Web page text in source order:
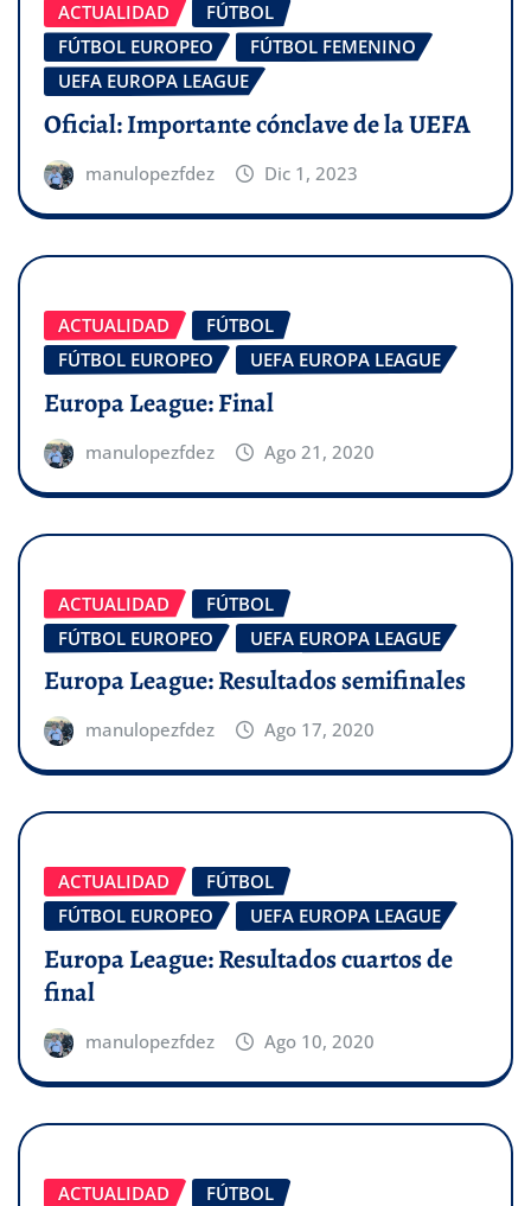
ACTUALIDAD
FÚTBOL
FÚTBOL EUROPEO
FÚTBOL FEMENINO
UEFA EUROPA LEAGUE
Oficial: Importante cónclave de la UEFA
manulopezfdez Dic 1, 2023
ACTUALIDAD
FÚTBOL
FÚTBOL EUROPEO
UEFA EUROPA LEAGUE
Europa League: Final
manulopezfdez Ago 21, 2020
ACTUALIDAD
FÚTBOL
FÚTBOL EUROPEO
UEFA EUROPA LEAGUE
Europa League: Resultados semifinales
manulopezfdez Ago 17, 2020
ACTUALIDAD
FÚTBOL
FÚTBOL EUROPEO
UEFA EUROPA LEAGUE
Europa League: Resultados cuartos de
final
manulopezfdez Ago 10, 2020
ACTUALIDAD
FÚTBOL